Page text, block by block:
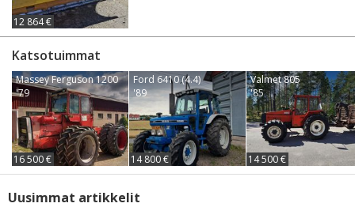
12 864 €
Katsotuimmat
Massey Ferguson 1200
'79
16 500 €
Ford 6410 (4.4)
'89
14 800 €
Valmet 805
'85
14 500 €
Uusimmat artikkelit